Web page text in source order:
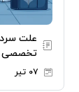
علت
تخصصی
۰۷ تیر